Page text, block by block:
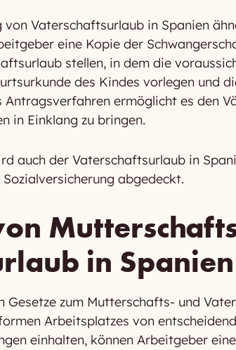
von Vaterschaftsurlaub in Spanien
eine Kopie der
stellen, in dem die
des Kindes vorlegen und
ermöglicht es den
in Einklang zu bringen.
auch der Vaterschaftsurlaub in
abgedeckt.
in Spanien
Gesetze zum Mutterschafts- und
Arbeitsplatzes von
einhalten, können Arbeitgeber